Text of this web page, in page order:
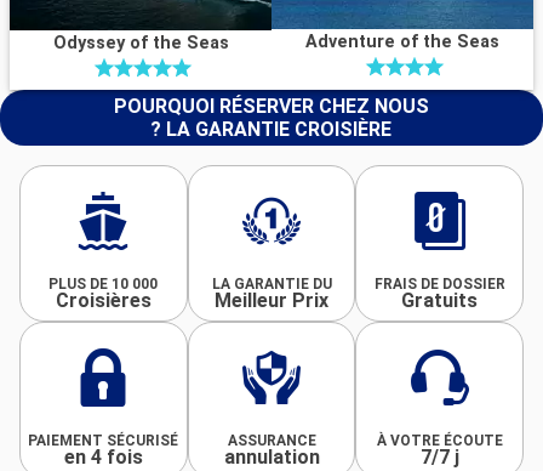
Odyssey of the Seas Adventure of the Seas
POURQUOI RÉSERVER CHEZ NOUS
? LA GARANTIE CROISIÈRE
PLUS DE 10 000
Croisières
LA GARANTIE DU
Meilleur Prix
FRAIS DE DOSSIER
Gratuits
PAIEMENT SÉCURISÉ
en 4 fois
ASSURANCE
annulation
À VOTRE ÉCOUTE
7/7 j